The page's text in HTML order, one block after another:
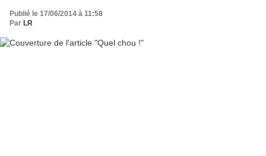
Publié le 17/06/2014 à 11:58
Par LR